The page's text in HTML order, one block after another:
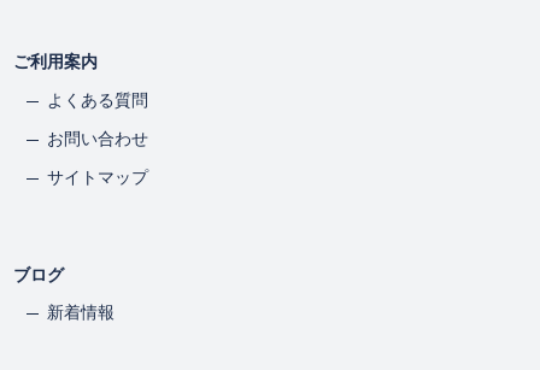
ご利用案内
よくある質問
お問い合わせ
サイトマップ
ブログ
新着情報